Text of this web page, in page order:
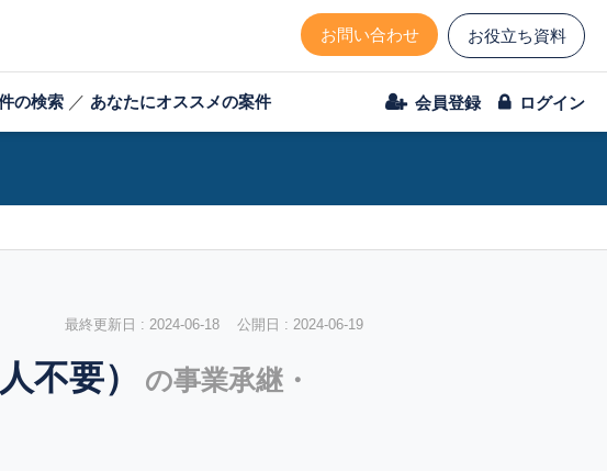
お問い合わせ お役立ち資料
の検索 ／ あなたにオススメの案件 会員登録 ログイン
最終更新日 : 2024-06-18 公開日 : 2024-06-19
不要）
の事業承継・